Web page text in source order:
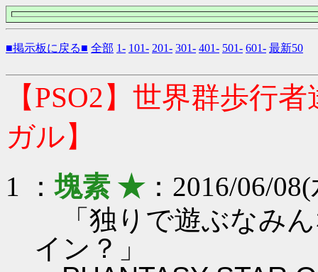
■掲示板に戻る■ 全部 1- 101- 201- 301- 401- 501- 601- 最新50
【PSO2】世界群歩行
ガル】
1 ：塊素 ★：2016/06/
「独りで遊ぶなみ
イン？」